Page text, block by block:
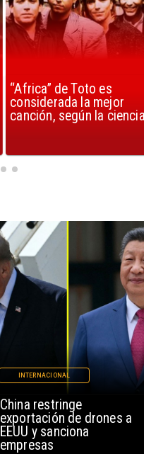
“Africa” de Toto es
considerada la mejor
canción, según la ciencia
Papa León XIV anuncia
gira por Sudamérica
INTERNACIONAL